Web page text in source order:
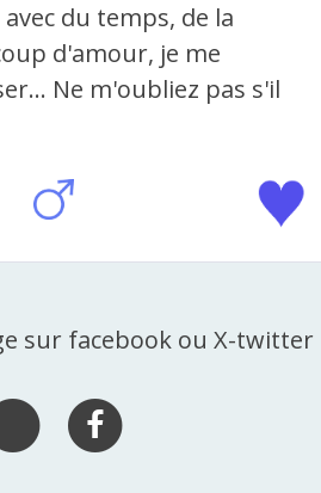
du temps, de la
d'amour, je me
Ne m'oubliez pas s'il
sur facebook ou X-twitter